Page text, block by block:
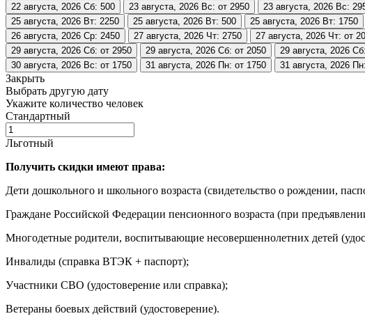
22 августа, 2026 Сб: 500 23 августа, 2026 Вс: от 2950 23 августа, 2026 Вс:
25 августа, 2026 Вт: 2250 25 августа, 2026 Вт: 500 25 августа, 2026 Вт: 1750
26 августа, 2026 Ср: 2450 27 августа, 2026 Чт: 2750 27 августа, 2026 Чт: от
29 августа, 2026 Сб: от 2950 29 августа, 2026 Сб: от 2050 29 августа, 2026
30 августа, 2026 Вс: от 1750 31 августа, 2026 Пн: от 1750 31 августа, 2026
Закрыть
Выбрать другую дату
Укажите количество человек
Стандартный
Льготный
Получить скидки имеют права:
Дети дошкольного и школьного возраста (свидетельство о рождении,
Граждане Российской Федерации пенсионного возраста (при
Многодетные родители, воспитывающие несовершеннолетних детей
Инвалиды (справка ВТЭК + паспорт);
Участники СВО (удостоверение или справка);
Ветераны боевых действий (удостоверение).